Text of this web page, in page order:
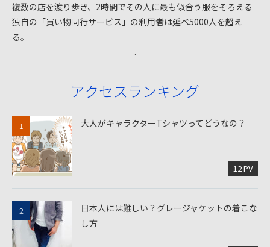
複数の店を渡り歩き、2時間でその人に最も似合う服をそろえる
独自の「買い物同行サービス」の利用者は延べ5000人を超え
る。
.
アクセスランキング
大人がキャラクターTシャツってどうなの？
12 PV
日本人には難しい？グレージャケットの着こな
し方